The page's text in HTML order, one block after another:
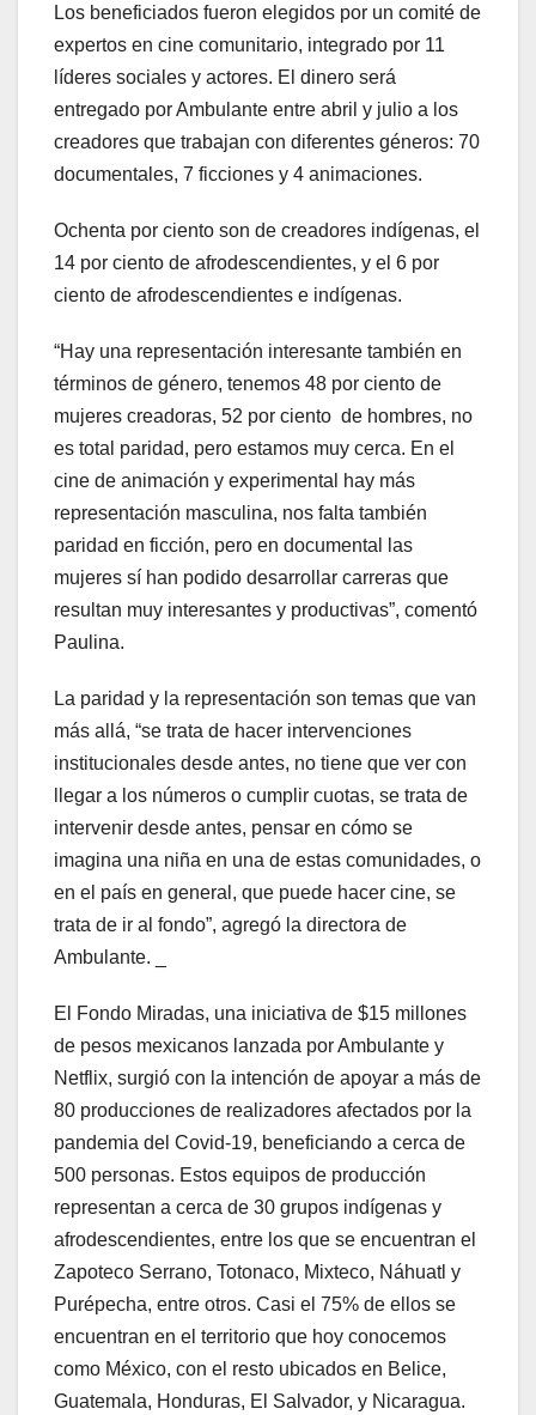
Los beneficiados fueron elegidos por un comité de
expertos en cine comunitario, integrado por 11
líderes sociales y actores. El dinero será
entregado por Ambulante entre abril y julio a los
creadores que trabajan con diferentes géneros: 70
documentales, 7 ficciones y 4 animaciones.
Ochenta por ciento son de creadores indígenas, el
14 por ciento de afrodescendientes, y el 6 por
ciento de afrodescendientes e indígenas.
“Hay una representación interesante también en
términos de género, tenemos 48 por ciento de
mujeres creadoras, 52 por ciento de hombres, no
es total paridad, pero estamos muy cerca. En el
cine de animación y experimental hay más
representación masculina, nos falta también
paridad en ficción, pero en documental las
mujeres sí han podido desarrollar carreras que
resultan muy interesantes y productivas”, comentó
Paulina.
La paridad y la representación son temas que van
más allá, “se trata de hacer intervenciones
institucionales desde antes, no tiene que ver con
llegar a los números o cumplir cuotas, se trata de
intervenir desde antes, pensar en cómo se
imagina una niña en una de estas comunidades, o
en el país en general, que puede hacer cine, se
trata de ir al fondo”, agregó la directora de
Ambulante. _
El Fondo Miradas, una iniciativa de $15 millones
de pesos mexicanos lanzada por Ambulante y
Netflix, surgió con la intención de apoyar a más de
80 producciones de realizadores afectados por la
pandemia del Covid-19, beneficiando a cerca de
500 personas. Estos equipos de producción
representan a cerca de 30 grupos indígenas y
afrodescendientes, entre los que se encuentran el
Zapoteco Serrano, Totonaco, Mixteco, Náhuatl y
Purépecha, entre otros. Casi el 75% de ellos se
encuentran en el territorio que hoy conocemos
como México, con el resto ubicados en Belice,
Guatemala, Honduras, El Salvador, y Nicaragua.